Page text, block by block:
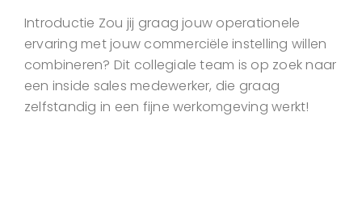
Introductie Zou jij graag jouw operationele
ervaring met jouw commerciële instelling willen
combineren? Dit collegiale team is op zoek naar
een inside sales medewerker, die graag
zelfstandig in een fijne werkomgeving werkt!